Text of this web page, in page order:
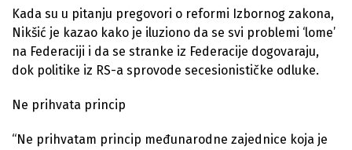
Kada su u pitanju pregovori o reformi Izbornog zakona,
Nikšić je kazao kako je iluziono da se svi problemi ‘lome’
na Federaciji i da se stranke iz Federacije dogovaraju,
dok politike iz RS-a sprovode secesionističke odluke.
Ne prihvata princip
“Ne prihvatam princip međunarodne zajednice koja je